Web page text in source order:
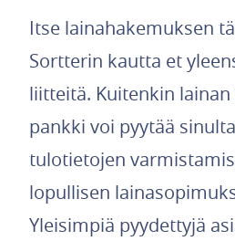
Itse lainahakemuksen
Sortterin kautta et
liitteitä. Kuitenkin
pankki voi pyytää
tulotietojen
lopullisen
Yleisimpiä pyydettyjä